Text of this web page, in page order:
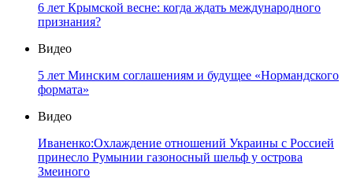
6 лет Крымской весне: когда ждать международного
признания?
Видео
5 лет Минским соглашениям и будущее «Нормандского
формата»
Видео
Иваненко:Охлаждение отношений Украины с Россией
принесло Румынии газоносный шельф у острова
Змеиного